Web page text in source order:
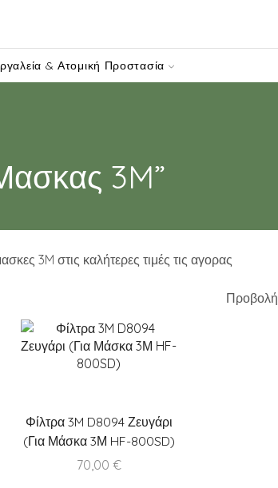
& Ατομική Προστασία
3M”
3M στις καλήτερες τιμές τις αγορας
Προβολή
Φίλτρα 3M D8094 Ζευγάρι
(Για Μάσκα 3Μ HF-800SD)
70,00 €